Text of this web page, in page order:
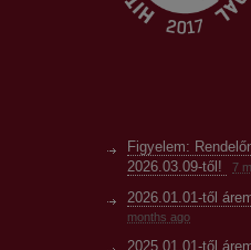
Figyelem:
2026.03.09-től!
7
2026.01.01-től
months ago
2025.01.01-től